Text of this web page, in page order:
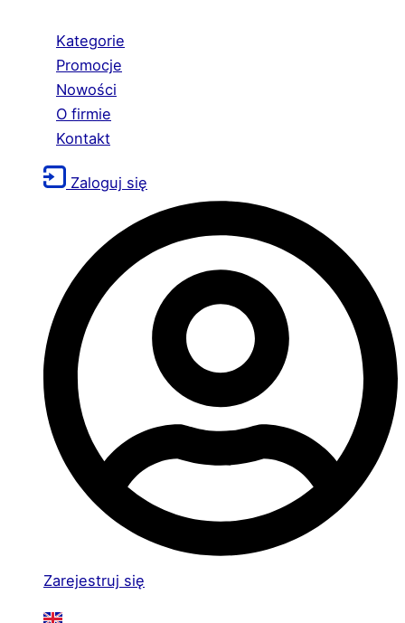
Kategorie
Promocje
Nowości
O firmie
Kontakt
Zaloguj się
Zarejestruj się